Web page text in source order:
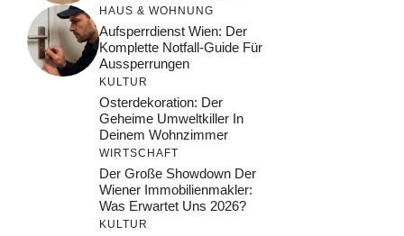
HAUS & WOHNUNG
Aufsperrdienst Wien: Der
Komplette Notfall-Guide Für
Aussperrungen
KULTUR
Osterdekoration: Der
Geheime Umweltkiller In
Deinem Wohnzimmer
WIRTSCHAFT
Der Große Showdown Der
Wiener Immobilienmakler:
Was Erwartet Uns 2026?
KULTUR